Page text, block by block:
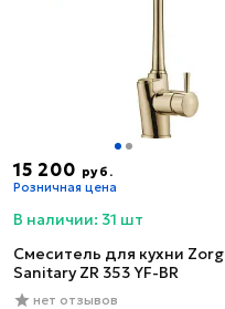
15 200 руб.
Розничная цена
В наличии: 31 шт
Смеситель для кухни Zorg
Sanitary ZR 353 YF-BR
нет отзывов